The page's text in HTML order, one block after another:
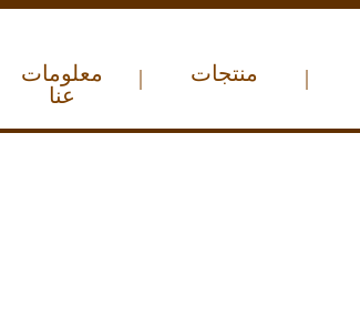
معلومات
عنا
| منتجات |